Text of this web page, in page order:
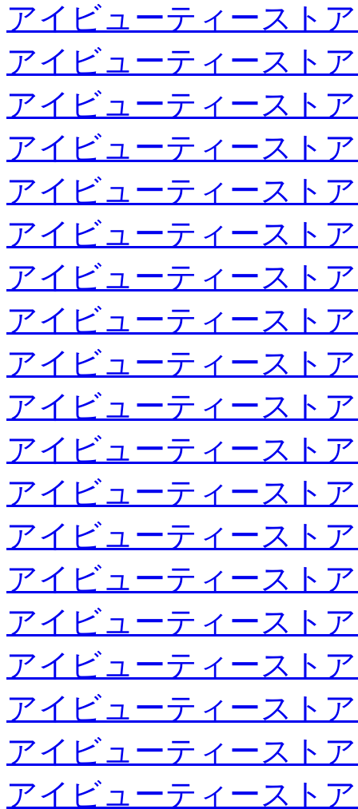
アイビューティースト
アイビューティースト
アイビューティースト
アイビューティースト
アイビューティースト
アイビューティースト
アイビューティースト
アイビューティースト
アイビューティースト
アイビューティースト
アイビューティースト
アイビューティースト
アイビューティースト
アイビューティースト
アイビューティースト
アイビューティースト
アイビューティースト
アイビューティースト
アイビューティースト